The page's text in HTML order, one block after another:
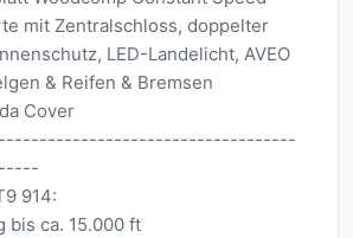
mit Zentralschloss, doppelter
LED-Landelicht, AVEO
& Reifen & Bremsen
Cover
914:
bis ca. 15.000 ft